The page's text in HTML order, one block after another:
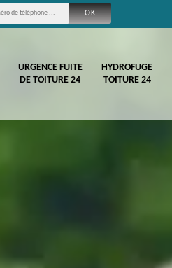
URGENCE FUITE
DE TOITURE 24
HYDROFUGE
TOITURE 24